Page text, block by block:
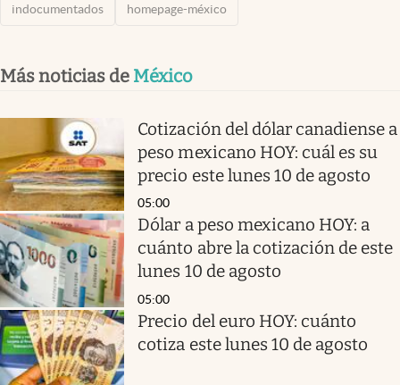
indocumentados homepage-méxico
Más noticias de México
Cotización del dólar canadiense a
peso mexicano HOY: cuál es su
precio este lunes 10 de agosto
05:00
Dólar a peso mexicano HOY: a
cuánto abre la cotización de este
lunes 10 de agosto
05:00
Precio del euro HOY: cuánto
cotiza este lunes 10 de agosto